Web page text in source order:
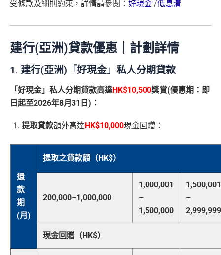
受條款及細則約束，詳情請參閱： 好現金 /低息清
建行(亞洲)貸款優惠｜計劃詳情
1. 建行(亞洲)「好現金」私人分期貸款
「好現金」私人分期貸款高達HK$10,500獎賞(優惠期：即
日起至2026年8月31日)：
提取貸款額外高達HK$10,000現金回贈：
還
款
期
(月)
提取之貸款額（HK$）
200,000–1,000,000
1,000,001
–
1,500,000
1,500,001
–
2,999,999
現金回贈（HK$）